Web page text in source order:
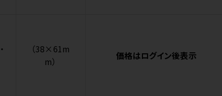
（38×61m
m）
価格はログイン後表示